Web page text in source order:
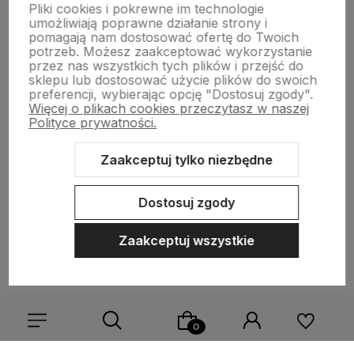
Informacje
Pomoc
Sklep internetowy Shoper.pl Szablon Shoper Modern 3.0™
GrowCommerce
Pliki cookies i pokrewne im technologie
umożliwiają poprawne działanie strony i
pomagają nam dostosować ofertę do Twoich
potrzeb. Możesz zaakceptować wykorzystanie
przez nas wszystkich tych plików i przejść do
sklepu lub dostosować użycie plików do swoich
preferencji, wybierając opcję "Dostosuj zgody".
Więcej o plikach cookies przeczytasz w naszej
Polityce prywatności.
Zaakceptuj tylko niezbędne
Dostosuj zgody
Zaakceptuj wszystkie